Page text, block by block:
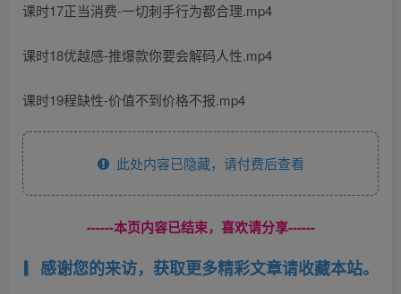
课时17正当消费-一切刺手行为都合理.mp4
课时18优越感-推爆款你要会解码人性.mp4
课时19程缺性-价值不到价格不报.mp4
此处内容已隐藏，请付费后查看
------本页内容已结束，喜欢请分享------
感谢您的来访，获取更多精彩文章请收藏本站。